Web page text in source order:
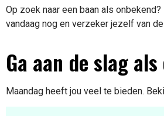
Op zoek naar een baan als
vandaag nog en verzeker jezelf van
Ga aan de slag
Maandag heeft jou veel te bieden.